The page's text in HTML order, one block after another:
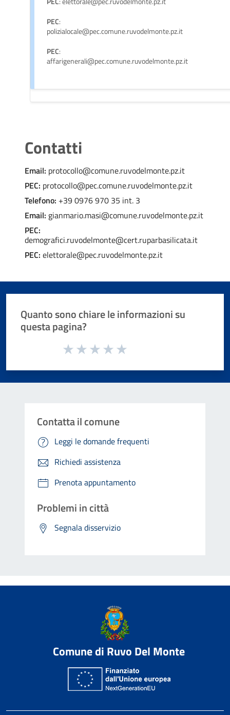
PEC:
polizialocale@pec.comune.ruvodelmonte.pz.it
PEC:
affarigenerali@pec.comune.ruvodelmonte.pz.it
Contatti
Email: protocollo@comune.ruvodelmonte.pz.it
PEC: protocollo@pec.comune.ruvodelmonte.pz.it
Telefono: +39 0976 970 35 int. 3
Email: gianmario.masi@comune.ruvodelmonte.pz.it
PEC:
demografici.ruvodelmonte@cert.ruparbasilicata.it
PEC: elettorale@pec.ruvodelmonte.pz.it
Quanto sono chiare le informazioni su
questa pagina?
Valuta da 1 a 5 stelle la pagina
Contatta il comune
Leggi le domande frequenti
Richiedi assistenza
Prenota appuntamento
Problemi in città
Segnala disservizio
Comune di Ruvo Del Monte